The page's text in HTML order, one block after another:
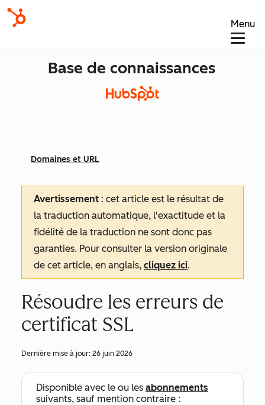
Menu
Base de connaissances
Domaines et URL
Avertissement : cet article est le résultat de
la traduction automatique, l'exactitude et la
fidélité de la traduction ne sont donc pas
garanties. Pour consulter la version originale
de cet article, en anglais, cliquez ici.
Résoudre les erreurs de
certificat SSL
Dernière mise à jour: 26 juin 2026
Disponible avec le ou les abonnements
suivants, sauf mention contraire :